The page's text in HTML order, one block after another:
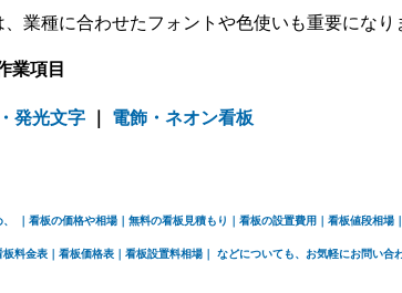
業種に合わせたフォントや色使いも重要になり
業項目
発光文字 電飾・ネオン看板
｜看板の価格や相場｜無料の看板見積もり｜看板の設置費用｜看板値段相
料金表｜看板価格表｜看板設置料相場｜ などについても、お気軽にお問い合